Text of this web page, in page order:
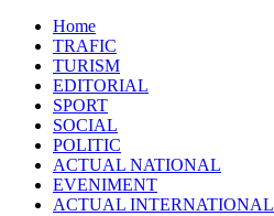
Home
TRAFIC
TURISM
EDITORIAL
SPORT
SOCIAL
POLITIC
ACTUAL NATIONAL
EVENIMENT
ACTUAL INTERNATIONAL